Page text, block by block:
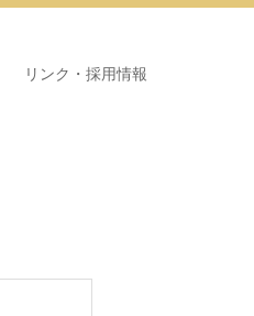
リンク・採用情報